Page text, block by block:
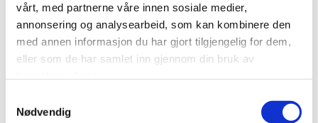
vårt, med partnerne våre innen sosiale medier,
annonsering og analysearbeid, som kan kombinere den
med annen informasjon du har gjort tilgjengelig for dem,
eller som de har samlet inn gjennom din bruk av
Nødvendig